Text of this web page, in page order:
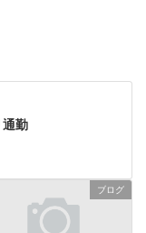
通勤
ブログ